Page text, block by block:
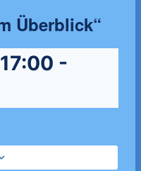
Überblick“
-